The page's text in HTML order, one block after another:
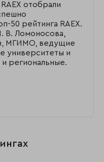
отобрали
50 рейтинга RAEX.
Ломоносова,
МГИМО, ведущие
университеты и
региональные.